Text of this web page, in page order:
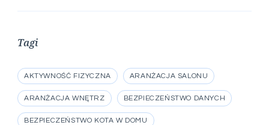
Tagi
AKTYWNOŚĆ FIZYCZNA ARANŻACJA SALONU
ARANŻACJA WNĘTRZ BEZPIECZEŃSTWO DANYCH
BEZPIECZEŃSTWO KOTA W DOMU